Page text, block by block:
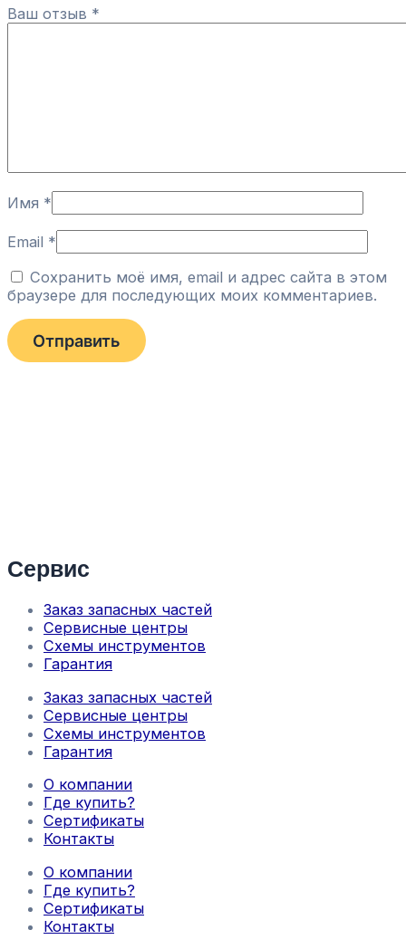
Ваш отзыв *
Имя *
Email *
Сохранить моё имя, email и адрес сайта в этом
браузере для последующих моих комментариев.
Сервис
Заказ запасных частей
Сервисные центры
Схемы инструментов
Гарантия
Заказ запасных частей
Сервисные центры
Схемы инструментов
Гарантия
О компании
Где купить?
Сертификаты
Контакты
О компании
Где купить?
Сертификаты
Контакты